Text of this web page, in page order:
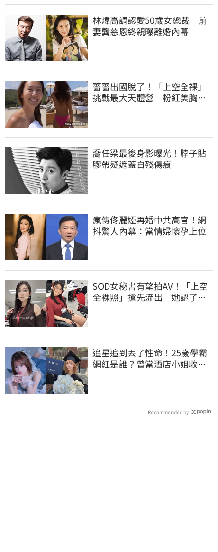
林煒高調認愛50歲女總裁 前
妻龔慈恩終親曝離婚內幕
薔薔出國脫了！「上空全裸」
挑戰最大天體營 粉紅美胸被
喬任梁最後身影曝光！脖子貼
膠帶疑遮蓋自殘傷痕
瘋傳佟麗婭再婚中共高官！網
抖驚人內幕：當情婦懷孕上位
SOD女秘書有望拍AV！「上空
全裸照」搶先流出 她認了：
追星追到丟了性命！25歲學霸
網紅是誰？曾當酒店小姐收入
Recommended by